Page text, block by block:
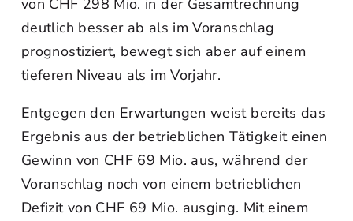
von CHF 298 Mio. in der Gesamtrechnung
deutlich besser ab als im Voranschlag
prognostiziert, bewegt sich aber auf einem
tieferen Niveau als im Vorjahr.
Entgegen den Erwartungen weist bereits das
Ergebnis aus der betrieblichen Tätigkeit einen
Gewinn von CHF 69 Mio. aus, während der
Voranschlag noch von einem betrieblichen
Defizit von CHF 69 Mio. ausging. Mit einem